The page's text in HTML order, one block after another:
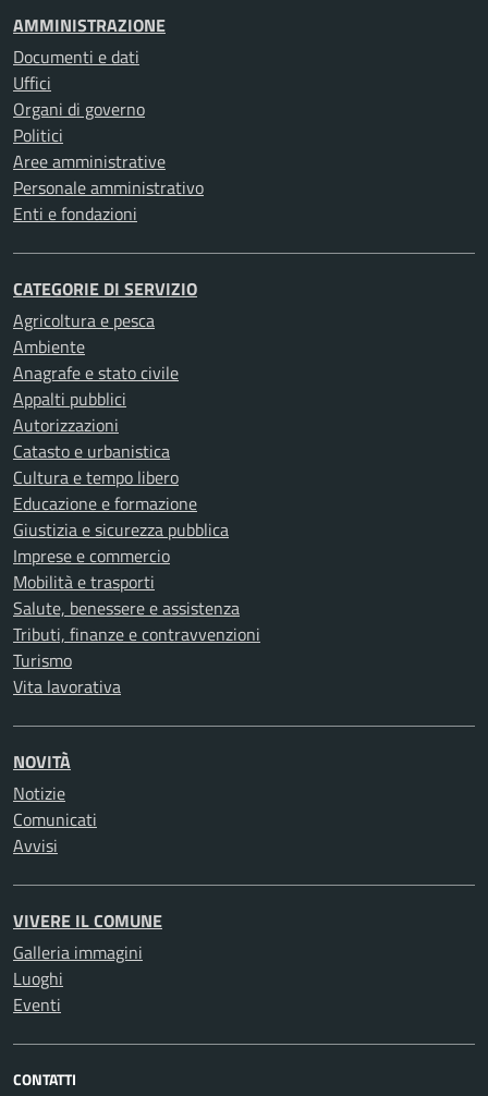
AMMINISTRAZIONE
Documenti e dati
Uffici
Organi di governo
Politici
Aree amministrative
Personale amministrativo
Enti e fondazioni
CATEGORIE DI SERVIZIO
Agricoltura e pesca
Ambiente
Anagrafe e stato civile
Appalti pubblici
Autorizzazioni
Catasto e urbanistica
Cultura e tempo libero
Educazione e formazione
Giustizia e sicurezza pubblica
Imprese e commercio
Mobilità e trasporti
Salute, benessere e assistenza
Tributi, finanze e contravvenzioni
Turismo
Vita lavorativa
NOVITÀ
Notizie
Comunicati
Avvisi
VIVERE IL COMUNE
Galleria immagini
Luoghi
Eventi
CONTATTI